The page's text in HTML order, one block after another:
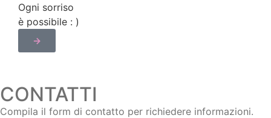
Ogni sorriso
è possibile :​ )
→
CONTATTI
Compila il form di contatto per richiedere informazioni.